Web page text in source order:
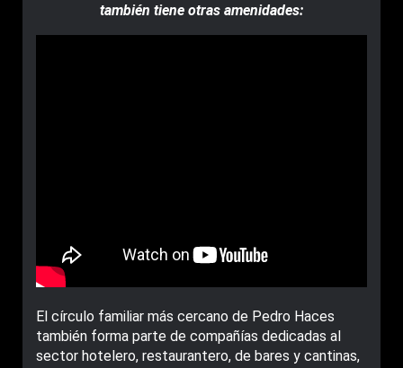
también tiene otras amenidades:
El círculo familiar más cercano de Pedro Haces
también forma parte de compañías dedicadas al
sector hotelero, restaurantero, de bares y cantinas,